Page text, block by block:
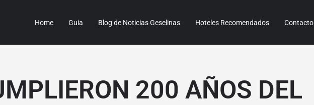
Home Guia Blog de Noticias Geselinas Hoteles Recomendados Contacto
200 AÑOS DEL